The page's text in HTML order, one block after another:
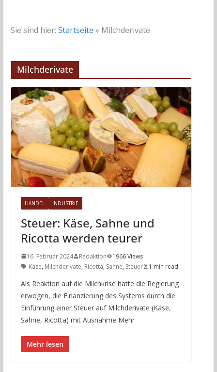
Sie sind hier: Startseite » Milchderivate
Milchderivate
HANDEL INDUSTRIE
Steuer: Käse, Sahne und
Ricotta werden teurer
16. Februar 2024 Redaktion
1966 Views
Käse, Milchderivate, Ricotta, Sahne, Steuer 1 min read
Als Reaktion auf die Milchkrise hatte die Regierung
erwogen, die Finanzierung des Systems durch die
Einführung einer Steuer auf Milchderivate (Käse,
Sahne, Ricotta) mit Ausnahme Mehr
Mehr lesen